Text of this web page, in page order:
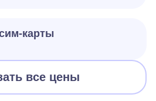
карты
все цены